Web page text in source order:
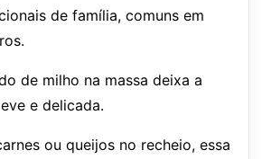
de família, comuns em
de milho na massa deixa a
e delicada.
ou queijos no recheio, essa